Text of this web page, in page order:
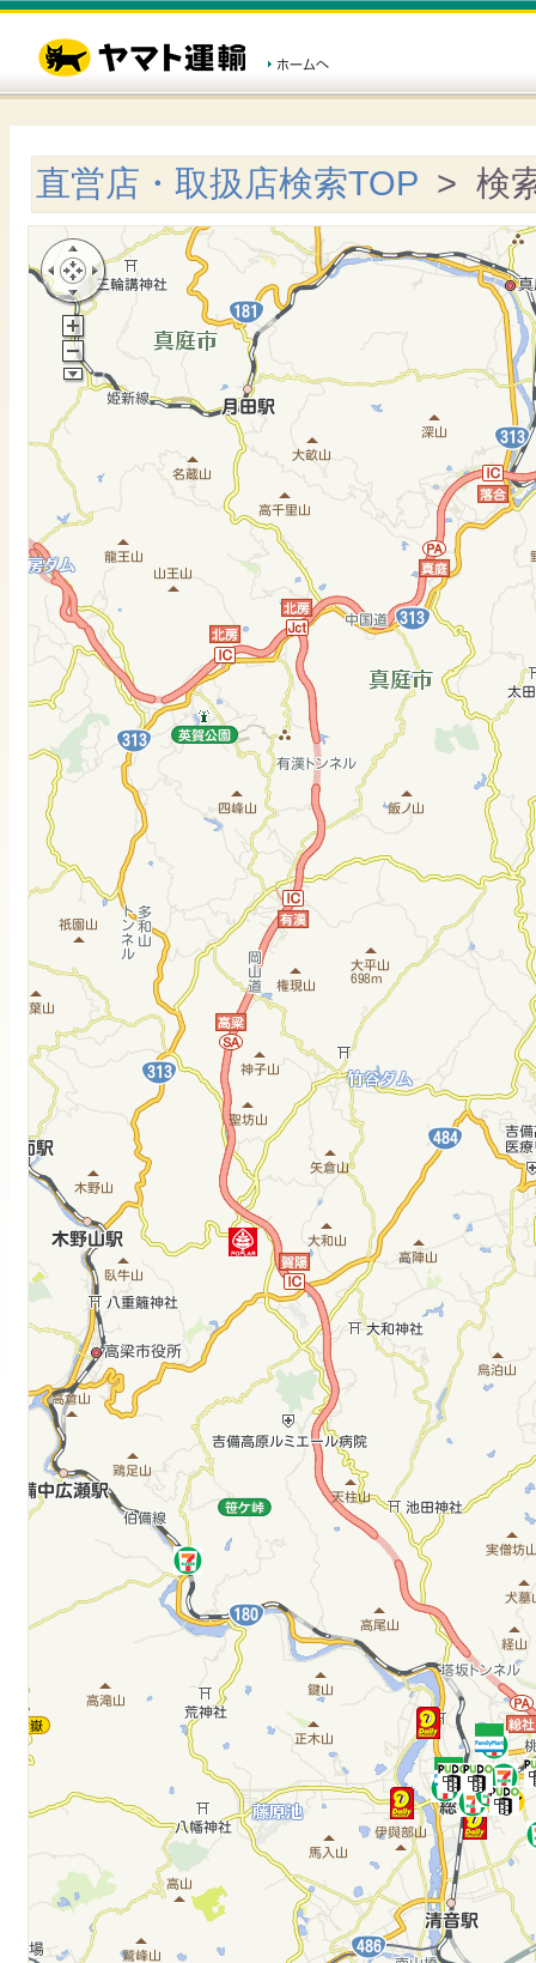
直営店・取扱店検索TOP > 検